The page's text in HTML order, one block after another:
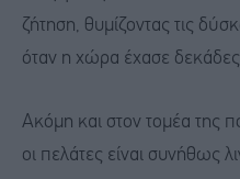
ζήτηση, θυμίζοντας τις
όταν η χώρα έχασε δεκάδες
Ακόμη και στον τομέα της
οι πελάτες είναι συνήθως